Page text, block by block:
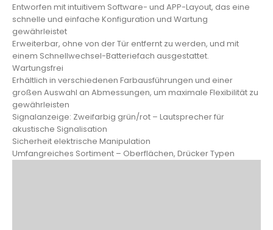
Entworfen mit intuitivem Software- und APP-Layout, das eine
schnelle und einfache Konfiguration und Wartung
gewährleistet
Erweiterbar, ohne von der Tür entfernt zu werden, und mit
einem Schnellwechsel-Batteriefach ausgestattet.
Wartungsfrei
Erhältlich in verschiedenen Farbausführungen und einer
großen Auswahl an Abmessungen, um maximale Flexibilität zu
gewährleisten
Signalanzeige: Zweifarbig grün/rot – Lautsprecher für
akustische Signalisation
Sicherheit elektrische Manipulation
Umfangreiches Sortiment – Oberflächen, Drücker Typen